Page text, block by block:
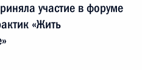
участие в форуме
«Жить